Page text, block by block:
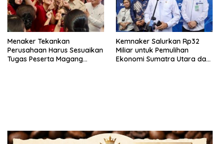
Menaker Tekankan
Perusahaan Harus Sesuaikan
Tugas Peserta Magang
Kemnaker Salurkan Rp32
Miliar untuk Pemulihan
Ekonomi Sumatra Utara dan